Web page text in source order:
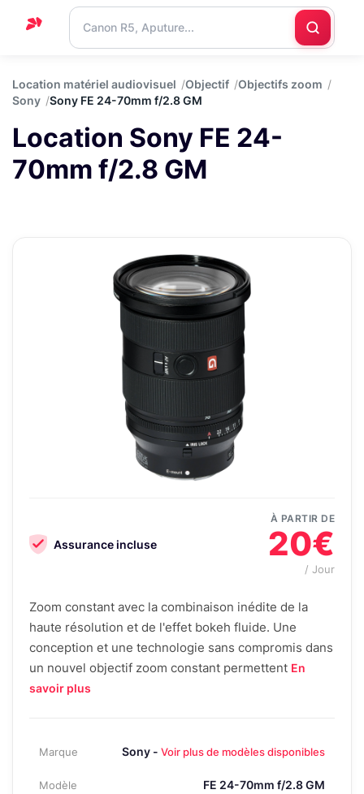
Support
Blog
Nous
contacter
Location matériel audiovisuel Objectif
Objectifs zoom
Sony
Sony FE 24-70mm f/2.8 GM
Location Sony FE 24-
70mm f/2.8 GM
Assurance incluse
À PARTIR DE
20€
/ Jour
Zoom constant avec la combinaison inédite de la
haute résolution et de l'effet bokeh fluide. Une
conception et une technologie sans compromis dans
un nouvel objectif zoom constant permettent En
savoir plus
Marque Sony - Voir plus de modèles disponibles
Modèle FE 24-70mm f/2.8 GM